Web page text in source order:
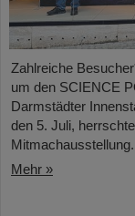
Zahlreiche
um den SCIENCE
Darmstädter
den 5. Juli,
Mitmachausstellung.
Mehr »